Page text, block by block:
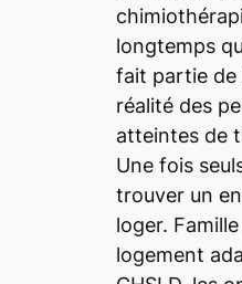
longtemps
fait partie de
réalité des
atteintes de
Une fois
trouver un
loger. Famille
logement